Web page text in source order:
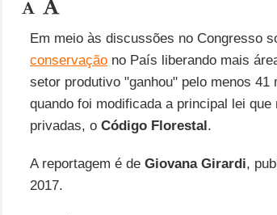
Em meio às discussões no Congresso
conservaçãono País liberando mais
setor produtivo "ganhou" pelo menos
quando foi modificada a principal lei
privadas, o Código Florestal.
A reportagem é de Giovana Girardi,
2017.